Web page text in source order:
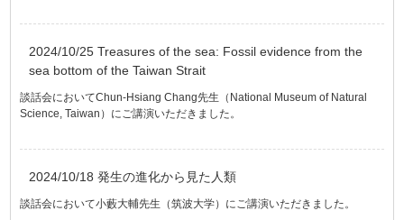
2024/10/25 Treasures of the sea: Fossil evidence from the
sea bottom of the Taiwan Strait
談話会においてChun-Hsiang Chang先生（National Museum of Natural
Science, Taiwan）にご講演いただきました。
2024/10/18 発生の進化から見た人類
談話会において小藪大輔先生（筑波大学）にご講演いただきました。